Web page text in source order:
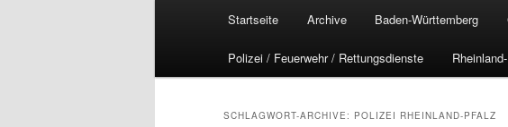
Startseite Archive Baden-Württemberg
Polizei / Feuerwehr / Rettungsdienste
SCHLAGWORT-ARCHIVE: POLIZEI RHEINLAND-PFALZ